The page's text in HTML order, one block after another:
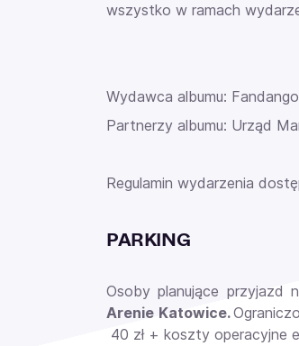
wszystko w ramach
Wydawca albumu:
Partnerzy albumu: Urząd
Regulamin wydarzenia
PARKING
Osoby planujące przyjazd
Arenie Katowice.
40 zł + koszty operacyjne